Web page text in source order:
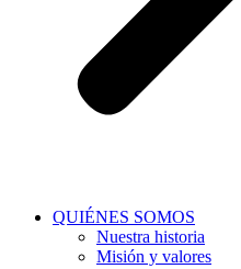
QUIÉNES SOMOS
Nuestra historia
Misión y valores